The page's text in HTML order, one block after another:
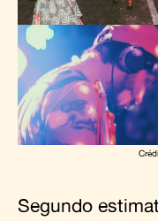
Segundo